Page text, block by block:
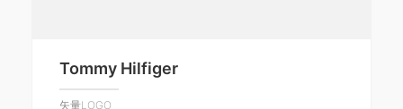
Tommy Hilfiger
矢量LOGO